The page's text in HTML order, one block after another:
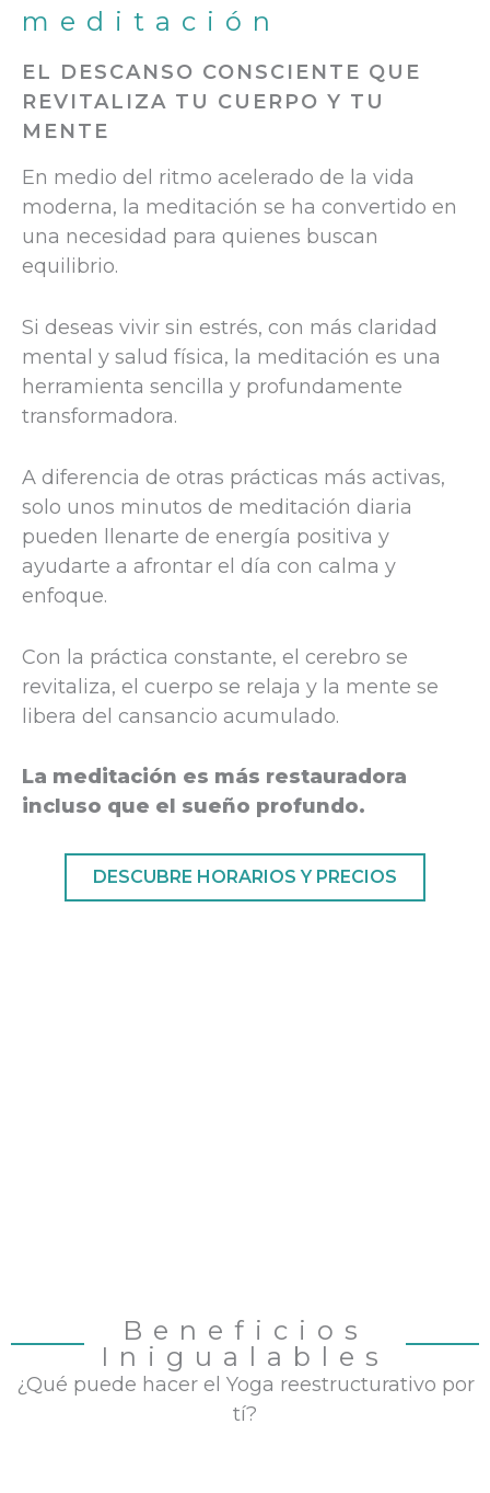
meditación
EL DESCANSO CONSCIENTE QUE
REVITALIZA TU CUERPO Y TU
MENTE
En medio del ritmo acelerado de la vida
moderna, la meditación se ha convertido en
una necesidad para quienes buscan
equilibrio.
Si deseas vivir sin estrés, con más claridad
mental y salud física, la meditación es una
herramienta sencilla y profundamente
transformadora.
A diferencia de otras prácticas más activas,
solo unos minutos de meditación diaria
pueden llenarte de energía positiva y
ayudarte a afrontar el día con calma y
enfoque.
Con la práctica constante, el cerebro se
revitaliza, el cuerpo se relaja y la mente se
libera del cansancio acumulado.
La meditación es más restauradora
incluso que el sueño profundo.
DESCUBRE HORARIOS Y PRECIOS
Beneficios
Inigualables
¿Qué puede hacer el Yoga reestructurativo por
tí?